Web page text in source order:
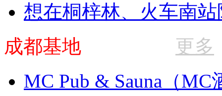
想在桐梓林、火车南
成都基地
更多
MC Pub & Sauna（MC